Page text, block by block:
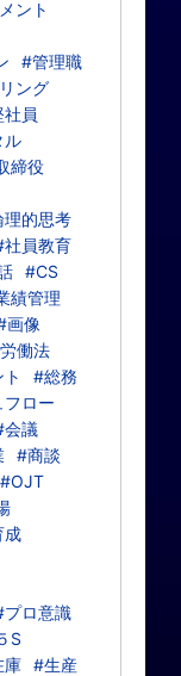
ント
#管理職
ング
員
ル
締役
理的思考
社員教育
#CS
績管理
画像
働法
#総務
ロー
会議
#商談
#OJT
成
プロ意識
S
庫 #生産